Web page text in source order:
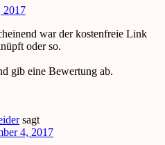
2017
war der kostenfreie Link
oder so.
gib eine Bewertung ab.
sagt
4, 2017